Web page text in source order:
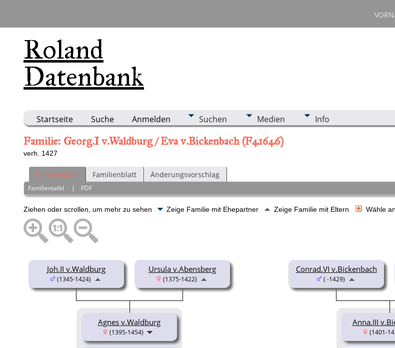
Roland
Datenbank
Startseite Suche Anmelden Suchen Medien Info
Familie: Georg.I v.Waldburg / Eva v.Bickenbach (F41646)
verh. 1427
Familientafel Familienblatt Änderungsvorschlag
Familientafel | PDF
Ziehen oder scrollen, um mehr zu sehen Zeige Familie mit Ehepartner Zeige Familie mit Eltern Wähle
Joh.II v.Waldburg
(1345-1424)
Ursula v.Abensberg
(1375-1422)
Agnes v.Waldburg
(1395-1454)
Conrad.VI v.Bickenbach
( -1429)
Anna.III
(1401-